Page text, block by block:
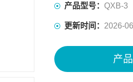
产品型号： QXB-3
更新时间： 2026-
产